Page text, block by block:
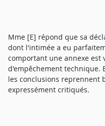
Mme [E] répond que sa
dont l'intimée a eu
comportant une annexe est
d'empêchement technique.
les conclusions reprennent
expressément critiqués.